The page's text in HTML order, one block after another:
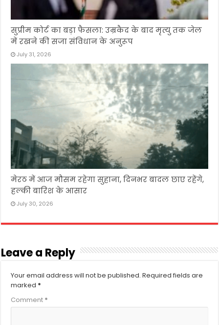
सुप्रीम कोर्ट का बड़ा फैसला: उम्रकैद के बाद मृत्यु तक जेल
में रखने की सजा संविधान के अनुरूप
July 31, 2026
मेरठ में आज मौसम रहेगा सुहाना, दिनभर बादल छाए रहेंगे,
हल्की बारिश के आसार
July 30, 2026
Leave a Reply
Your email address will not be published. Required fields are
marked *
Comment *